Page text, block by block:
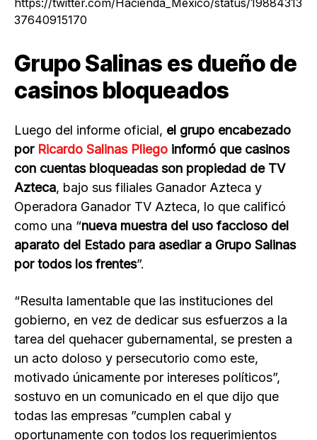
https://twitter.com/Hacienda_Mexico/status/19884313
37640915170
Grupo Salinas es dueño de
casinos bloqueados
Luego del informe oficial, el grupo encabezado
por Ricardo Salinas Pliego informó que casinos
con cuentas bloqueadas son propiedad de TV
Azteca, bajo sus filiales Ganador Azteca y
Operadora Ganador TV Azteca, lo que calificó
como una “nueva muestra del uso faccioso del
aparato del Estado para asediar a Grupo Salinas
por todos los frentes”.
“Resulta lamentable que las instituciones del
gobierno, en vez de dedicar sus esfuerzos a la
tarea del quehacer gubernamental, se presten a
un acto doloso y persecutorio como este,
motivado únicamente por intereses políticos”,
sostuvo en un comunicado en el que dijo que
todas las empresas ”cumplen cabal y
oportunamente con todos los requerimientos